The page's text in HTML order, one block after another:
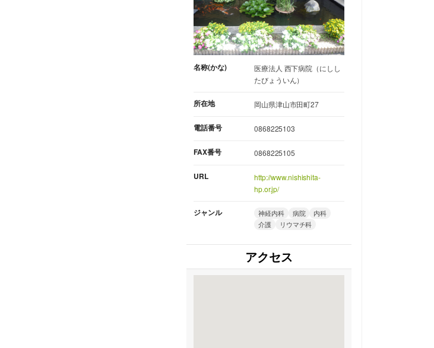
名称(かな)
医療法人 西下病院（にしし
たびょういん）
所在地 岡山県津山市田町27
電話番号 0868225103
FAX番号 0868225105
URL
http://www.nishishita-
hp.or.jp/
ジャンル 神経内科 病院
内科
介護
リウマチ科
アクセス